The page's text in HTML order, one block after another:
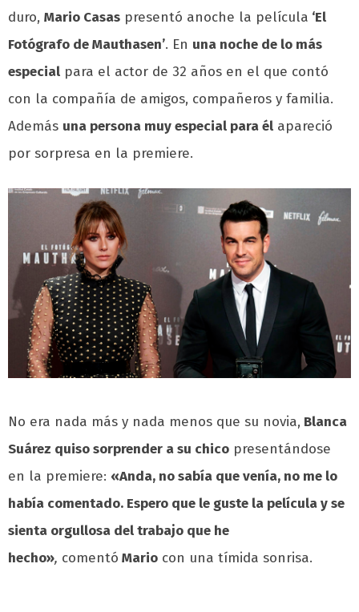
duro, Mario Casas presentó anoche la película ‘El
Fotógrafo de Mauthasen’. En una noche de lo más
especial para el actor de 32 años en el que contó
con la compañía de amigos, compañeros y familia.
Además una persona muy especial para él apareció
por sorpresa en la premiere.
No era nada más y nada menos que su novia, Blanca
Suárez quiso sorprender a su chico presentándose
en la premiere: «Anda, no sabía que venía, no me lo
había comentado. Espero que le guste la película y se
sienta orgullosa del trabajo que he
hecho», comentó Mario con una tímida sonrisa.